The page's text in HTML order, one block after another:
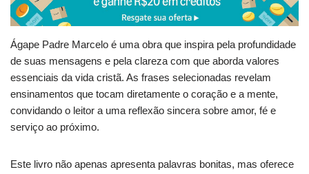
Ágape Padre Marcelo é uma obra que inspira pela profundidade
de suas mensagens e pela clareza com que aborda valores
essenciais da vida cristã. As frases selecionadas revelam
ensinamentos que tocam diretamente o coração e a mente,
convidando o leitor a uma reflexão sincera sobre amor, fé e
serviço ao próximo.
Este livro não apenas apresenta palavras bonitas, mas oferece